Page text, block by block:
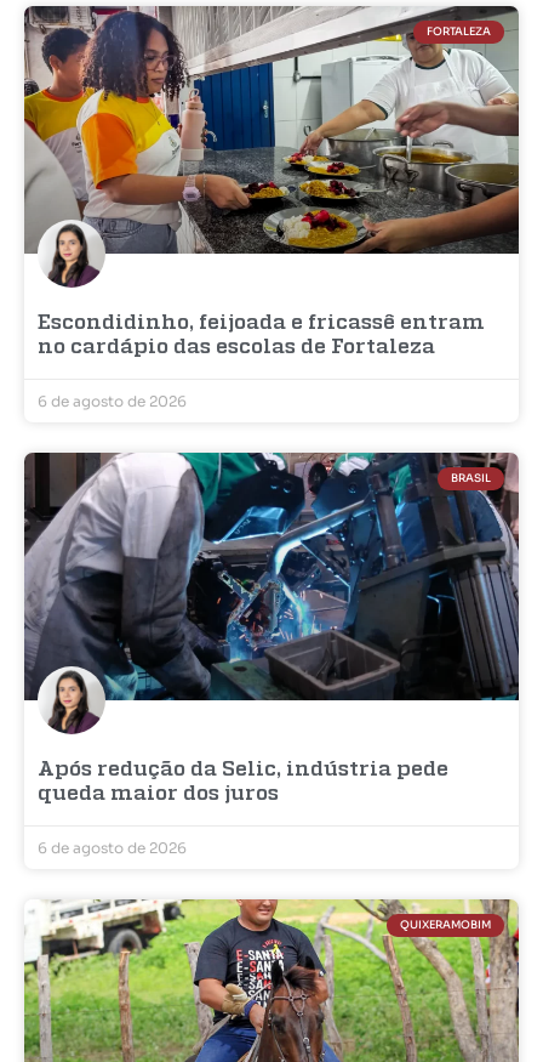
FORTALEZA
Escondidinho, feijoada e fricassê entram
no cardápio das escolas de Fortaleza
6 de agosto de 2026
BRASIL
Após redução da Selic, indústria pede
queda maior dos juros
6 de agosto de 2026
QUIXERAMOBIM